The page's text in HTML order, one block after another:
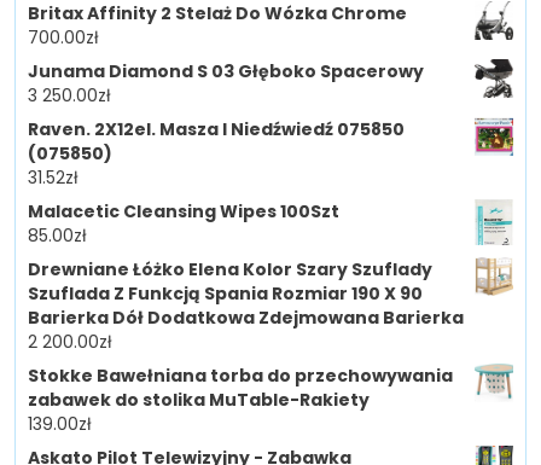
Britax Affinity 2 Stelaż Do Wózka Chrome
700.00zł
Junama Diamond S 03 Głęboko Spacerowy
3 250.00zł
Raven. 2X12el. Masza I Niedźwiedź 075850
(075850)
31.52zł
Malacetic Cleansing Wipes 100Szt
85.00zł
Drewniane Łóżko Elena Kolor Szary Szuflady
Szuflada Z Funkcją Spania Rozmiar 190 X 90
Barierka Dół Dodatkowa Zdejmowana Barierka
2 200.00zł
Stokke Bawełniana torba do przechowywania
zabawek do stolika MuTable-Rakiety
139.00zł
Askato Pilot Telewizyjny - Zabawka